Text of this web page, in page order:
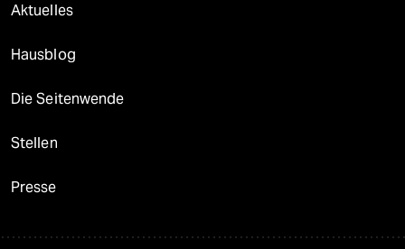
Aktuelles
Hausblog
Die Seitenwende
Stellen
Presse